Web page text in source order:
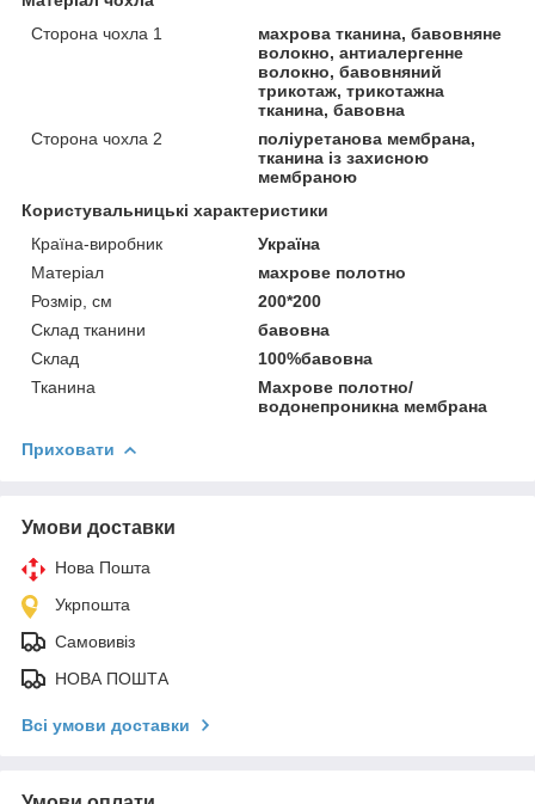
Сторона чохла 1
махрова тканина, бавовняне
волокно, антиалергенне
волокно, бавовняний
трикотаж, трикотажна
тканина, бавовна
Сторона чохла 2
поліуретанова мембрана,
тканина із захисною
мембраною
Користувальницькі характеристики
Країна-виробник
Україна
Матеріал
махрове полотно
Розмір, см
200*200
Склад тканини
бавовна
Склад
100%бавовна
Тканина
Махрове полотно/
водонепроникна мембрана
Приховати
Умови доставки
Нова Пошта
Укрпошта
Самовивіз
НОВА ПОШТА
Всі умови доставки